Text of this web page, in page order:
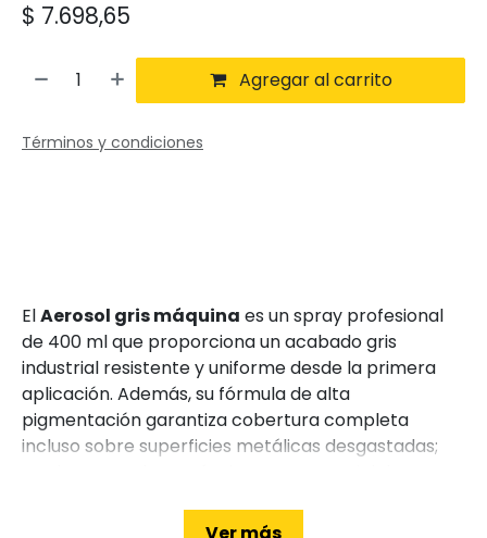
$ 7.698,65
Agregar al carrito
Términos y condiciones
ElAerosol gris máquina es un spray profesional
de 400 ml que proporciona un acabado gris
industrial resistente y uniforme desde la primera
aplicación. Además, su fórmula de alta
pigmentación garantiza cobertura completa
incluso sobre superficies metálicas desgastadas;
al tacto en apenas 10–15 minutos, podrás aplicar